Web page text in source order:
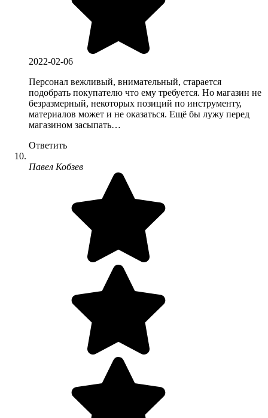
2022-02-06
Персонал вежливый, внимательный, старается
подобрать покупателю что ему требуется. Но магазин не
безразмерный, некоторых позиций по инструменту,
материалов может и не оказаться. Ещё бы лужу перед
магазином засыпать…
Ответить
Павел Кобзев